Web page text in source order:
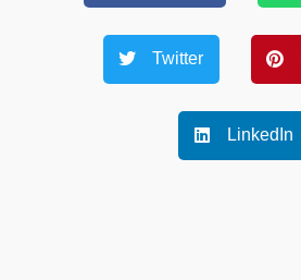
Twitter
LinkedIn